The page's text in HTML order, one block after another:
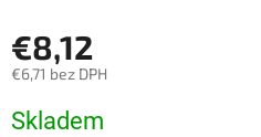
€8,12
€6,71 bez DPH
cena:
Skladem